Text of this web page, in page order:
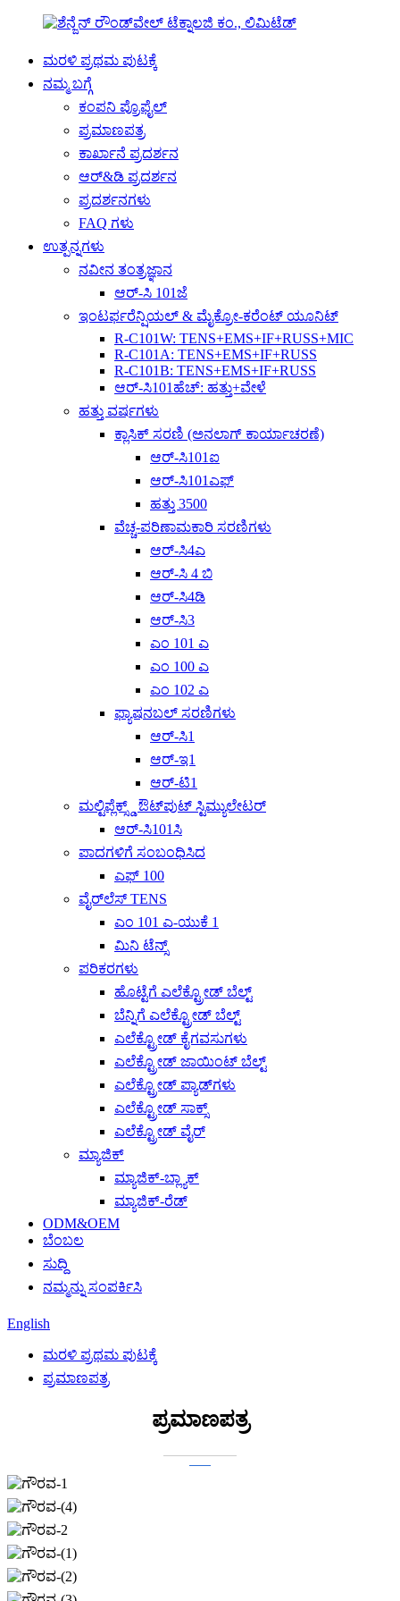
ಮರಳಿ ಪ್ರಥಮ ಪುಟಕ್ಕೆ
ನಮ್ಮ ಬಗ್ಗೆ
ಕಂಪನಿ ಪ್ರೊಫೈಲ್
ಪ್ರಮಾಣಪತ್ರ
ಕಾರ್ಖಾನೆ ಪ್ರದರ್ಶನ
ಆರ್&ಡಿ ಪ್ರದರ್ಶನ
ಪ್ರದರ್ಶನಗಳು
FAQ ಗಳು
ಉತ್ಪನ್ನಗಳು
ನವೀನ ತಂತ್ರಜ್ಞಾನ
ಆರ್-ಸಿ 101ಜೆ
ಇಂಟರ್ಫರೆನ್ಷಿಯಲ್ & ಮೈಕ್ರೋ-ಕರೆಂಟ್ ಯೂನಿಟ್
R-C101W: TENS+EMS+IF+RUSS+MIC
R-C101A: TENS+EMS+IF+RUSS
R-C101B: TENS+EMS+IF+RUSS
ಆರ್-ಸಿ101ಹೆಚ್: ಹತ್ತು+ವೇಳೆ
ಹತ್ತು ವರ್ಷಗಳು
ಕ್ಲಾಸಿಕ್ ಸರಣಿ (ಅನಲಾಗ್ ಕಾರ್ಯಾಚರಣೆ)
ಆರ್-ಸಿ101ಐ
ಆರ್-ಸಿ101ಎಫ್
ಹತ್ತು 3500
ವೆಚ್ಚ-ಪರಿಣಾಮಕಾರಿ ಸರಣಿಗಳು
ಆರ್-ಸಿ4ಎ
ಆರ್-ಸಿ 4 ಬಿ
ಆರ್-ಸಿ4ಡಿ
ಆರ್-ಸಿ3
ಎಂ 101 ಎ
ಎಂ 100 ಎ
ಎಂ 102 ಎ
ಫ್ಯಾಷನಬಲ್ ಸರಣಿಗಳು
ಆರ್-ಸಿ1
ಆರ್-ಇ1
ಆರ್-ಟಿ1
ಮಲ್ಟಿಪ್ಲೆಕ್ಸ್ಡ್ ಔಟ್‌ಪುಟ್ ಸ್ಟಿಮ್ಯುಲೇಟರ್
ಆರ್-ಸಿ101ಸಿ
ಪಾದಗಳಿಗೆ ಸಂಬಂಧಿಸಿದ
ಎಫ್ 100
ವೈರ್‌ಲೆಸ್ TENS
ಎಂ 101 ಎ-ಯುಕೆ 1
ಮಿನಿ ಟೆನ್ಸ್
ಪರಿಕರಗಳು
ಹೊಟ್ಟೆಗೆ ಎಲೆಕ್ಟ್ರೋಡ್ ಬೆಲ್ಟ್
ಬೆನ್ನಿಗೆ ಎಲೆಕ್ಟ್ರೋಡ್ ಬೆಲ್ಟ್
ಎಲೆಕ್ಟ್ರೋಡ್ ಕೈಗವಸುಗಳು
ಎಲೆಕ್ಟ್ರೋಡ್ ಜಾಯಿಂಟ್ ಬೆಲ್ಟ್
ಎಲೆಕ್ಟ್ರೋಡ್ ಪ್ಯಾಡ್‌ಗಳು
ಎಲೆಕ್ಟ್ರೋಡ್ ಸಾಕ್ಸ್
ಎಲೆಕ್ಟ್ರೋಡ್ ವೈರ್
ಮ್ಯಾಜಿಕ್
ಮ್ಯಾಜಿಕ್-ಬ್ಲ್ಯಾಕ್
ಮ್ಯಾಜಿಕ್-ರೆಡ್
ODM&OEM
ಬೆಂಬಲ
ಸುದ್ದಿ
ನಮ್ಮನ್ನು ಸಂಪರ್ಕಿಸಿ
English
ಮರಳಿ ಪ್ರಥಮ ಪುಟಕ್ಕೆ
ಪ್ರಮಾಣಪತ್ರ
ಪ್ರಮಾಣಪತ್ರ